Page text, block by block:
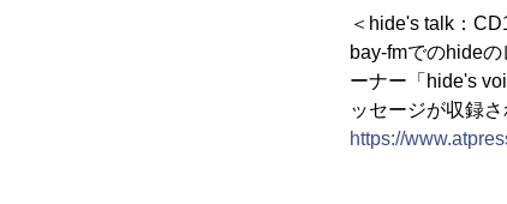
＜hide's talk：
bay-fmでのhide
ーナー「hide's
ッセージが収録
https://